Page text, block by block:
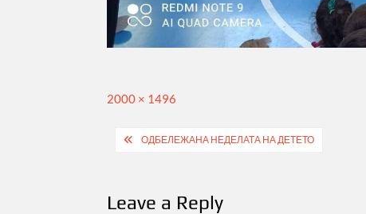
Full
2000 × 1496
PostОДБЕЛЕЖАНА НЕДЕЛАТА НА ДЕТЕТО
Leave a Reply